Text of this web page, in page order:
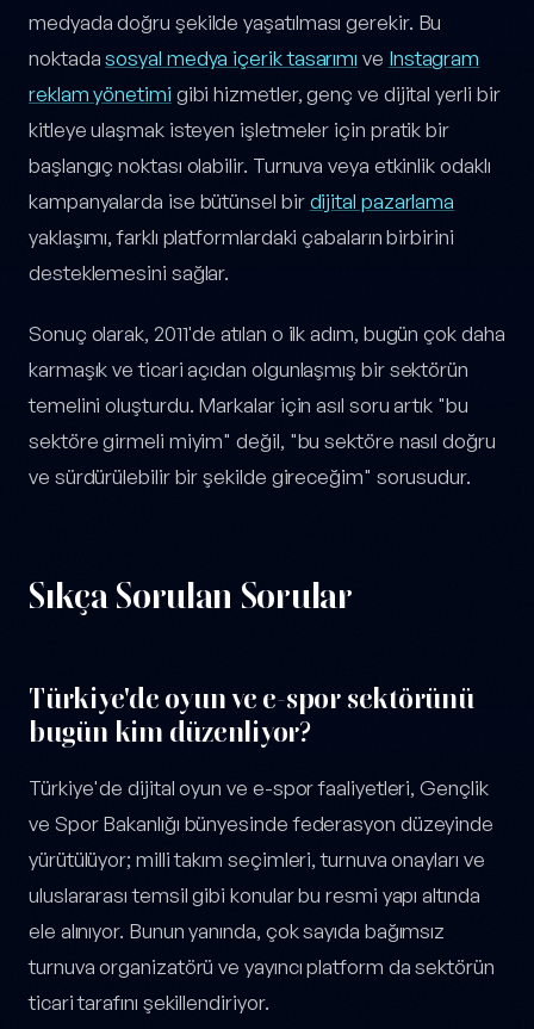
medyada doğru şekilde yaşatılması gerekir. Bu
noktadasosyal medya içerik tasarımı ve Instagram
reklam yönetimi gibi hizmetler, genç ve dijital yerli bir
kitleye ulaşmak isteyen işletmeler için pratik bir
başlangıç noktası olabilir. Turnuva veya etkinlik odaklı
kampanyalarda ise bütünsel birdijital pazarlama
yaklaşımı, farklı platformlardaki çabaların birbirini
desteklemesini sağlar.
Sonuç olarak, 2011'de atılan o ilk adım, bugün çok daha
karmaşık ve ticari açıdan olgunlaşmış bir sektörün
temelini oluşturdu. Markalar için asıl soru artık "bu
sektöre girmeli miyim" değil, "bu sektöre nasıl doğru
ve sürdürülebilir bir şekilde gireceğim" sorusudur.
Sıkça Sorulan Sorular
Türkiye'de oyun ve e-spor sektörünü
bugün kim düzenliyor?
Türkiye'de dijital oyun ve e-spor faaliyetleri, Gençlik
ve Spor Bakanlığı bünyesinde federasyon düzeyinde
yürütülüyor; milli takım seçimleri, turnuva onayları ve
uluslararası temsil gibi konular bu resmi yapı altında
ele alınıyor. Bunun yanında, çok sayıda bağımsız
turnuva organizatörü ve yayıncı platform da sektörün
ticari tarafını şekillendiriyor.